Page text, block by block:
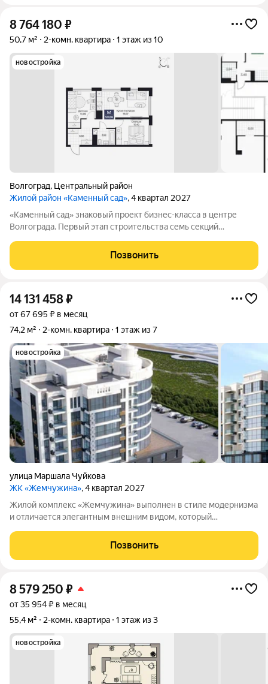
8 764 180 ₽
50,7 м² 2-комн. квартира 1 этаж из 10
новостройка
Волгоград, Центральный район
Жилой район «Каменный сад», 4 квартал 2027
«Каменный сад» знаковый проект бизнес-класса в центре
Волгограда. Первый этап строительства семь секций
внутренний приватный двор, свободный от машин. С верхних
этажей открываются панорамные
Позвонить
14 131 458₽
от 67 695 ₽ в месяц
74,2 м²
2-комн. квартира 1 этаж из 7
новостройка
улица Маршала Чуйкова
ЖК «Жемчужина», 4 квартал 2027
Жилой комплекс «Жемчужина» выполнен в стиле модернизма
и отличается элегантным внешним видом, который
доступны панорамные виды и уединённая локация на первой
Позвонить
8 579 250 ₽
от 35 954 ₽ в месяц
55,4 м²
2-комн. квартира 1 этаж из 3
новостройка